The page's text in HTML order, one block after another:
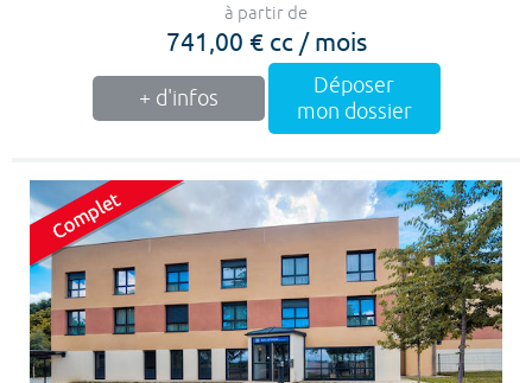
à partir de
741,00 € cc / mois
+ d'infos
Déposer
mon dossier